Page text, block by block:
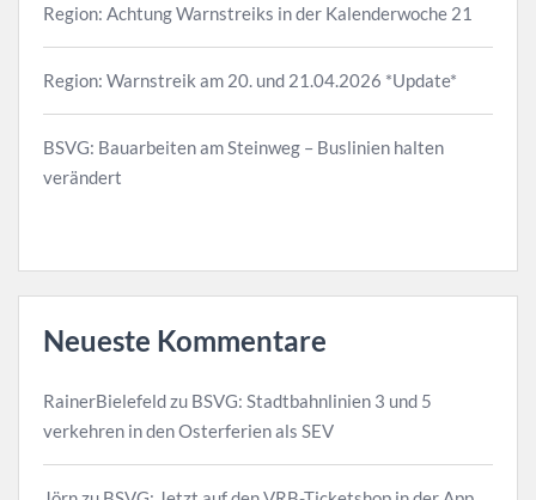
Region: Achtung Warnstreiks in der Kalenderwoche 21
Region: Warnstreik am 20. und 21.04.2026 *Update*
BSVG: Bauarbeiten am Steinweg – Buslinien halten
verändert
Neueste Kommentare
RainerBielefeldzu BSVG: Stadtbahnlinien 3 und 5
verkehren in den Osterferien als SEV